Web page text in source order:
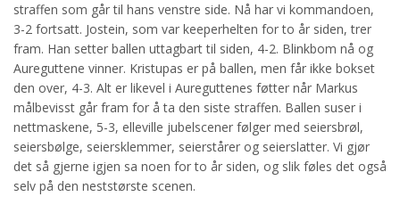
straffen som går til hans venstre side. Nå har vi kommandoen,
3-2 fortsatt. Jostein, som var keeperhelten for to år siden, trer
fram. Han setter ballen uttagbart til siden, 4-2. Blinkbom nå og
Aureguttene vinner. Kristupas er på ballen, men får ikke bokset
den over, 4-3. Alt er likevel i Aureguttenes føtter når Markus
målbevisst går fram for å ta den siste straffen. Ballen suser i
nettmaskene, 5-3, elleville jubelscener følger med seiersbrøl,
seiersbølge, seiersklemmer, seierstårer og seierslatter. Vi gjør
det så gjerne igjen sa noen for to år siden, og slik føles det også
selv på den neststørste scenen.